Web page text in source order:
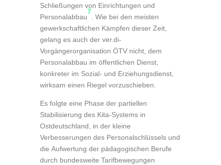
Schließungen von Einrichtungen und
Personalabbau
7
. Wie bei den meisten
gewerkschaftlichen Kämpfen dieser Zeit,
gelang es auch der ver.di-
Vorgängerorganisation ÖTV nicht, dem
Personalabbau im öffentlichen Dienst,
konkreter im Sozial- und Erziehungsdienst,
wirksam einen Riegel vorzuschieben.
Es folgte eine Phase der partiellen
Stabilisierung des Kita-Systems in
Ostdeutschland, in der kleine
Verbesserungen des Personalschlüssels und
die Aufwertung der pädagogischen Berufe
durch bundesweite Tarifbewegungen